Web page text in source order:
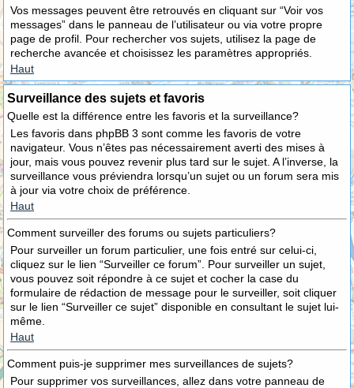
Vos messages peuvent être retrouvés en cliquant sur “Voir vos
messages” dans le panneau de l’utilisateur ou via votre propre
page de profil. Pour rechercher vos sujets, utilisez la page de
recherche avancée et choisissez les paramètres appropriés.
Haut
Surveillance des sujets et favoris
Quelle est la différence entre les favoris et la surveillance?
Les favoris dans phpBB 3 sont comme les favoris de votre
navigateur. Vous n’êtes pas nécessairement averti des mises à
jour, mais vous pouvez revenir plus tard sur le sujet. A l’inverse, la
surveillance vous préviendra lorsqu’un sujet ou un forum sera mis
à jour via votre choix de préférence.
Haut
Comment surveiller des forums ou sujets particuliers?
Pour surveiller un forum particulier, une fois entré sur celui-ci,
cliquez sur le lien “Surveiller ce forum”. Pour surveiller un sujet,
vous pouvez soit répondre à ce sujet et cocher la case du
formulaire de rédaction de message pour le surveiller, soit cliquer
sur le lien “Surveiller ce sujet” disponible en consultant le sujet lui-
même.
Haut
Comment puis-je supprimer mes surveillances de sujets?
Pour supprimer vos surveillances, allez dans votre panneau de